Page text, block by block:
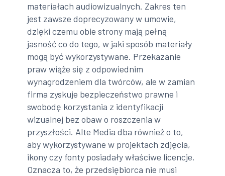
materiałach audiowizualnych. Zakres ten
jest zawsze doprecyzowany w umowie,
dzięki czemu obie strony mają pełną
jasność co do tego, w jaki sposób materiały
mogą być wykorzystywane. Przekazanie
praw wiąże się z odpowiednim
wynagrodzeniem dla twórców, ale w zamian
firma zyskuje bezpieczeństwo prawne i
swobodę korzystania z identyfikacji
wizualnej bez obaw o roszczenia w
przyszłości. Alte Media dba również o to,
aby wykorzystywane w projektach zdjęcia,
ikony czy fonty posiadały właściwe licencje.
Oznacza to, że przedsiębiorca nie musi